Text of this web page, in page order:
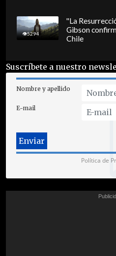
5294
"La
Gibson
Chile
Suscríbete a nuestro
Nombre y apellido
E-mail
Política de